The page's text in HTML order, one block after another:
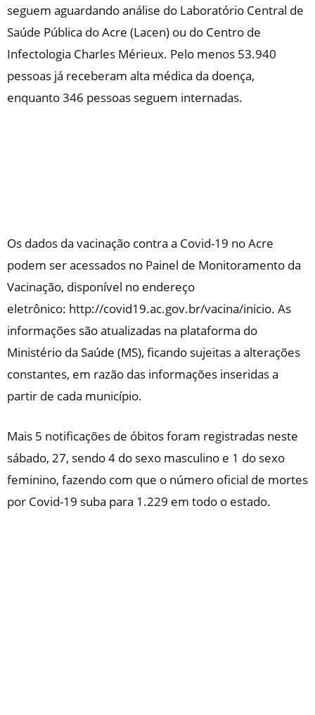
seguem aguardando análise do Laboratório Central de
Saúde Pública do Acre (Lacen) ou do Centro de
Infectologia Charles Mérieux. Pelo menos 53.940
pessoas já receberam alta médica da doença,
enquanto 346 pessoas seguem internadas.
Os dados da vacinação contra a Covid-19 no Acre
podem ser acessados no Painel de Monitoramento da
Vacinação, disponível no endereço
eletrônico: http://covid19.ac.gov.br/vacina/inicio. As
informações são atualizadas na plataforma do
Ministério da Saúde (MS), ficando sujeitas a alterações
constantes, em razão das informações inseridas a
partir de cada município.
Mais 5 notificações de óbitos foram registradas neste
sábado, 27, sendo 4 do sexo masculino e 1 do sexo
feminino, fazendo com que o número oficial de mortes
por Covid-19 suba para 1.229 em todo o estado.